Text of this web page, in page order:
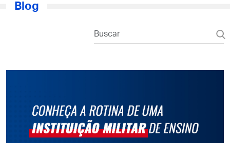
Blog